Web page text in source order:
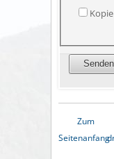
Zum
Seitenanfang